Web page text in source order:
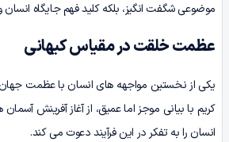
موضوعی شگفت انگیز، بلکه کلید فهم جایگاه
عظمت خلقت در مقیاس کیهانی
یکی از نخستین مواجهه های انسان با عظمت
کریم با بیانی موجز اما عمیق، از آغاز آفرینش
انسان را به تفکر در این فرآیند دعوت می کند.